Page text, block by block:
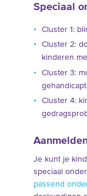
Speciaal
Cluster 1:
Cluster 2:
kinderen
Cluster 3:
Cluster 4:
Je kunt je
speciaal
passend